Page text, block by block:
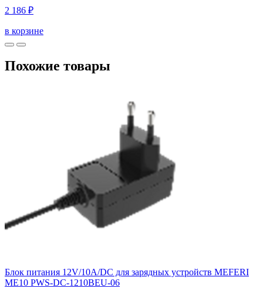
2 186 ₽
в корзине
Похожие товары
Блок питания 12V/10A/DC для зарядных устройств MEFERI
ME10 PWS-DC-1210BEU-06